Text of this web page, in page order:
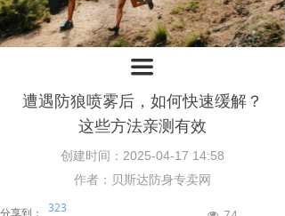
遭遇防狼喷雾后，如何快速缓解？
这些方法亲测有效
分享到： 323
创建时间： 2025-04-17 14:58
作者：贝斯达防身专卖网
끀